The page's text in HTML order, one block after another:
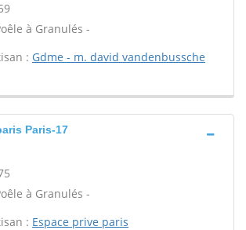
à Granulés -
: Gdme - m. david vandenbussche
Paris-17
à Granulés -
: Espace prive paris